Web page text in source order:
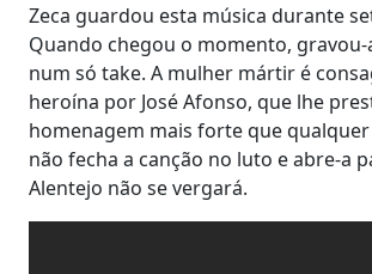
Zeca guardou esta música durante
Quando chegou o momento, gravou-
num só take. A mulher mártir é
heroína por José Afonso, que lhe
homenagem mais forte que qualquer
não fecha a canção no luto e abre-a
Alentejo não se vergará.